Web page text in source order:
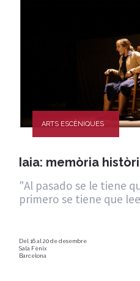
ARTS ESCÈNIQUES
Iaia: memòria
"Al pasado se le tiene
primero se tiene que
Del 16 al 20 de desembre
Sala Fènix
Barcelona